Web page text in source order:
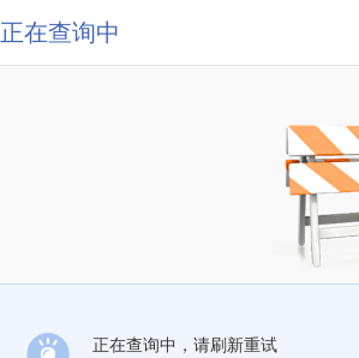
正在查询中
正在查询中，请刷新重试